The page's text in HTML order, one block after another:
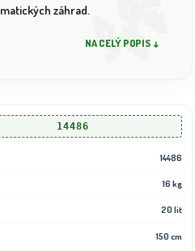
záhrad.
NA CELÝ POPIS ↓
14486
14486
16 kg
20 lit
150 cm